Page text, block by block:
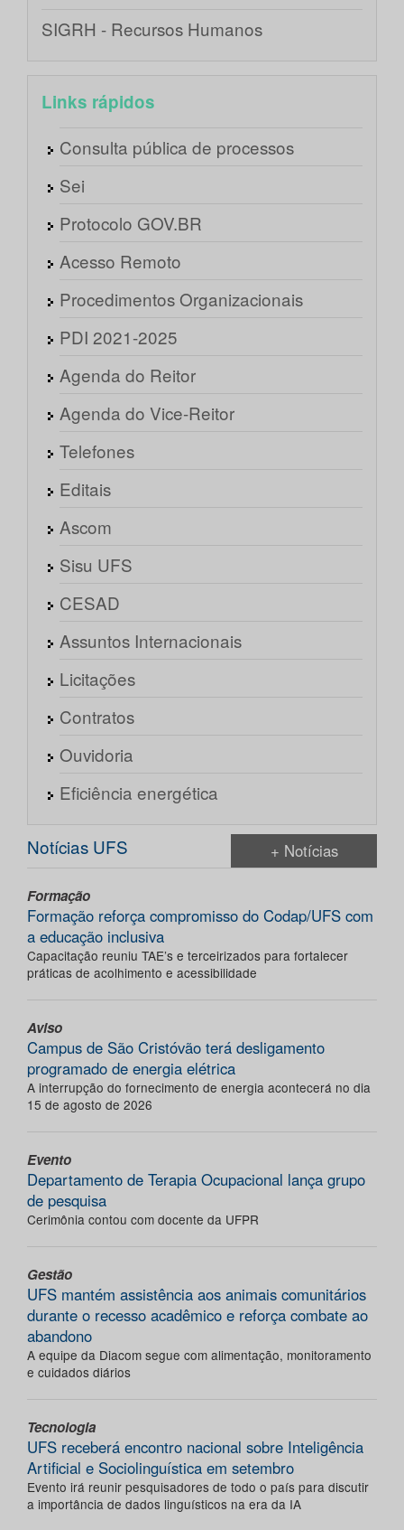
SIGRH - Recursos Humanos
Links rápidos
Consulta pública de processos
Sei
Protocolo GOV.BR
Acesso Remoto
Procedimentos Organizacionais
PDI 2021-2025
Agenda do Reitor
Agenda do Vice-Reitor
Telefones
Editais
Ascom
Sisu UFS
CESAD
Assuntos Internacionais
Licitações
Contratos
Ouvidoria
Eficiência energética
Notícias UFS + Notícias
Formação
Formação reforça compromisso do Codap/UFS com
a educação inclusiva
Capacitação reuniu TAE’s e terceirizados para fortalecer
práticas de acolhimento e acessibilidade
Aviso
Campus de São Cristóvão terá desligamento
programado de energia elétrica
A interrupção do fornecimento de energia acontecerá no dia
15 de agosto de 2026
Evento
Departamento de Terapia Ocupacional lança grupo
de pesquisa
Cerimônia contou com docente da UFPR
Gestão
UFS mantém assistência aos animais comunitários
durante o recesso acadêmico e reforça combate ao
abandono
A equipe da Diacom segue com alimentação, monitoramento
e cuidados diários
Tecnologia
UFS receberá encontro nacional sobre Inteligência
Artificial e Sociolinguística em setembro
Evento irá reunir pesquisadores de todo o país para discutir
a importância de dados linguísticos na era da IA